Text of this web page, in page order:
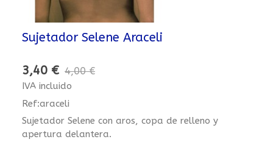
Sujetador Selene Araceli
3,40 € 4,00 €
IVA incluido
Ref:araceli
Sujetador Selene con aros, copa de relleno y
apertura delantera.